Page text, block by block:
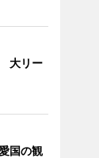
大リー
国の観